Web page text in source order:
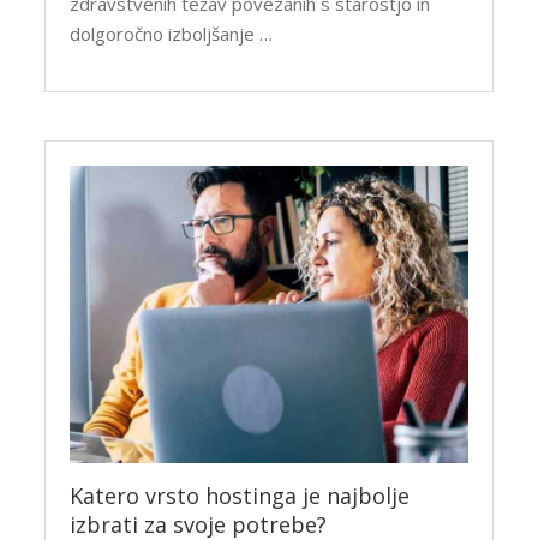
dolgoročno izboljšanje …
Katero vrsto hostinga je najbolje
izbrati za svoje potrebe?